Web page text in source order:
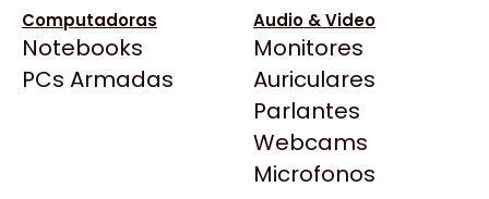
Computadoras
Notebooks
PCs Armadas
Audio & Video
Monitores
Auriculares
Parlantes
Webcams
Microfonos
BenQ
CX
Cooler Master
Todas las Tiendas
$13.342
Ver producto en la página de Max Tecno